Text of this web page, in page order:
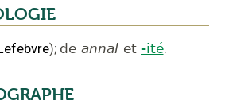
); de annal et -ité.